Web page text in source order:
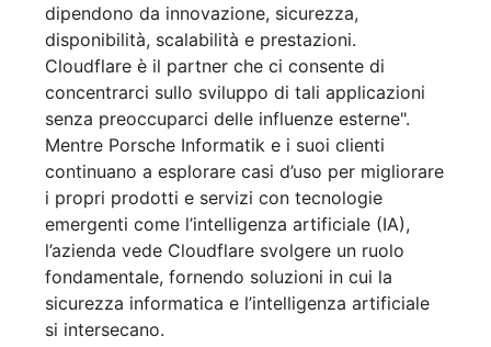
dipendono da innovazione, sicurezza,
disponibilità, scalabilità e prestazioni.
Cloudflare è il partner che ci consente di
concentrarci sullo sviluppo di tali applicazioni
senza preoccuparci delle influenze esterne".
Mentre Porsche Informatik e i suoi clienti
continuano a esplorare casi d’uso per migliorare
i propri prodotti e servizi con tecnologie
emergenti come l’intelligenza artificiale (IA),
l’azienda vede Cloudflare svolgere un ruolo
fondamentale, fornendo soluzioni in cui la
sicurezza informatica e l’intelligenza artificiale
si intersecano.